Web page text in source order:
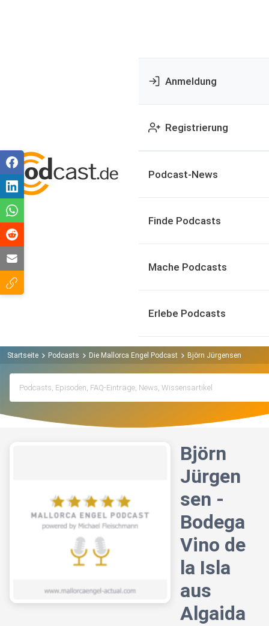
Anmeldung
Registrierung
Podcast-News
Finde Podcasts
Mache Podcasts
Erlebe Podcasts
Startseite Podcasts Die Mallorca Engel Podcast Björn Jürgensen -
Björn
Jürgen
sen -
Bodega
Vino de
la Isla
aus
Algaida